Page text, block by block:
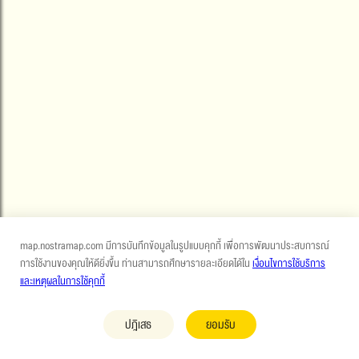
map.nostramap.com มีการบันทึกข้อมูลในรูปแบบคุกกี้ เพื่อการพัฒนาประสบการณ์
การใช้งานของคุณให้ดียิ่งขึ้น ท่านสามารถศึกษารายละเอียดได้ในเงื่อนไขการใช้บริการ
และเหตุผลในการใช้คุกกี้
ปฎิเสธ ยอมรับ